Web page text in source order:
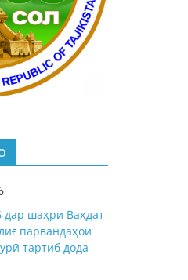
шаҳри Ваҳдат
парвандаҳои
тартиб дода